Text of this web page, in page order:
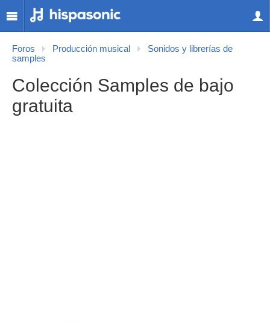
Foros Producción musical
Sonidos y librerías de
samples
Colección Samples de bajo
gratuita